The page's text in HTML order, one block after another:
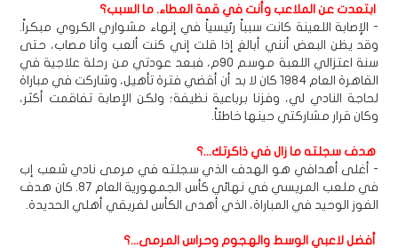
ابتعدت عن الملاعب وأنت في قمة العطاء. ما السبب؟
- الإصابة اللعينة كانت سبباً رئيسياً في إنهاء مشواري الكروي مبكراً.
وقد يظن البعض أنني أبالغ إذا قلت إني كنت ألعب وأنا مصاب، حتى
سنة اعتزالي اللعبة موسم 90م، فبعد عودتي من رحلة علاجية في
القاهرة العام 1984 كان لا بد أن أقضي فترة تأهيل، وشاركت في مباراة
لحاجة النادي لي، وفزنا برباعية نظيفة؛ ولكن الإصابة تفاقمت أكثر،
وكان قرار مشاركتي حينها خاطئاً.
هدف سجلته ما زال في ذاكرتك...؟
- أغلى أهدافي هو الهدف الذي سجلته في مرمى نادي شعب إب
في ملعب المريسي في نهائي كأس الجمهورية العام 87. كان هدف
الفوز الوحيد في المباراة، الذي أهدى الكأس لفريقي أهلي الحديدة.
أفضل لاعبي الوسط والهجوم وحراس المرمى...؟